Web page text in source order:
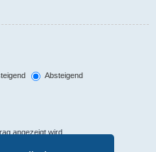
Absteigend
angezeigt wird.